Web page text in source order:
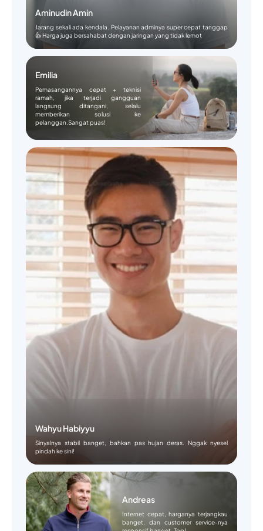
Aminudin Amin
Jarang sekali ada kendala. Pelayanan adminya super cepat tanggap
👍 Harga juga bersahabat dengan jaringan yang tidak lemot
Emilia
Pemasangannya cepat + teknisi
ramah, jika terjadi gangguan
langsung ditangani, selalu
memberikan solusi ke
pelanggan.Sangat puas!
Wahyu Habiyyu
Sinyalnya stabil banget, bahkan pas hujan deras. Nggak nyesel
pindah ke sini!
Andreas
Internet cepat, harganya terjangkau
banget, dan customer service-nya